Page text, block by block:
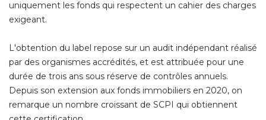
uniquement les fonds qui respectent un cahier des charges
exigeant.
L'obtention du label repose sur un audit indépendant réalisé
par des organismes accrédités, et est attribuée pour une
durée de trois ans sous réserve de contrôles annuels.
Depuis son extension aux fonds immobiliers en 2020, on
remarque un nombre croissant de SCPI qui obtiennent